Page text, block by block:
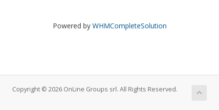
Powered by WHMCompleteSolution
Copyright © 2026 OnLine Groups srl. All Rights Reserved.